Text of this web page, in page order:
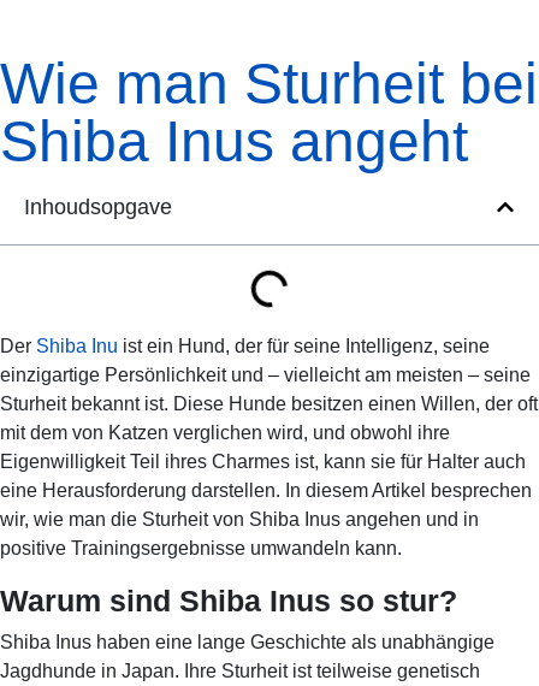
Wie man Sturheit bei
Shiba Inus angeht
Inhoudsopgave
Der Shiba Inu ist ein Hund, der für seine Intelligenz, seine
einzigartige Persönlichkeit und – vielleicht am meisten – seine
Sturheit bekannt ist. Diese Hunde besitzen einen Willen, der oft
mit dem von Katzen verglichen wird, und obwohl ihre
Eigenwilligkeit Teil ihres Charmes ist, kann sie für Halter auch
eine Herausforderung darstellen. In diesem Artikel besprechen
wir, wie man die Sturheit von Shiba Inus angehen und in
positive Trainingsergebnisse umwandeln kann.
Warum sind Shiba Inus so stur?
Shiba Inus haben eine lange Geschichte als unabhängige
Jagdhunde in Japan. Ihre Sturheit ist teilweise genetisch